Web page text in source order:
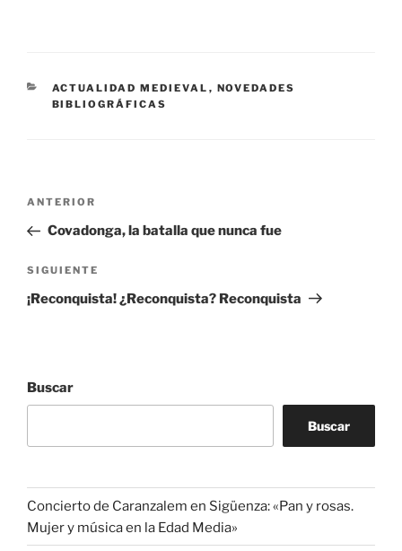
CATEGORÍAS
ACTUALIDAD MEDIEVAL , NOVEDADES
BIBLIOGRÁFICAS
Navegación
entradas
Entrada
anterior:
ANTERIOR
Covadonga, la batalla que nunca fue
Siguiente
entrada
SIGUIENTE
¡Reconquista! ¿Reconquista? Reconquista
Buscar
Buscar
Concierto de Caranzalem en Sigüenza: «Pan y rosas.
Mujer y música en la Edad Media»